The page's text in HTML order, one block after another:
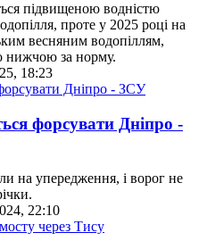
підвищеною водністю
проте у 2025 році на
весняним водопіллям,
нижчою за норму.
18:23
форсувати Дніпро -
на упередження, і ворог не
22:10